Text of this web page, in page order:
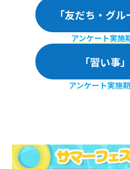
「友だち・グ
アンケート実施
「習い事
アンケート実施